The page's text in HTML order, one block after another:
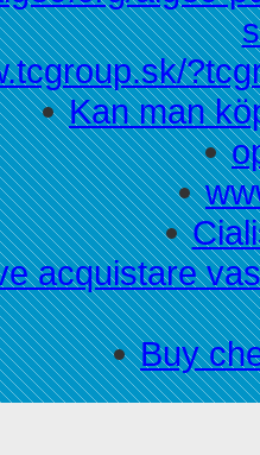
Kan man
acquistare
Buy